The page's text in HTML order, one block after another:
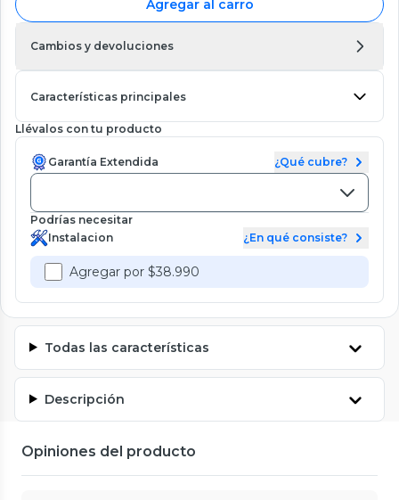
Agregar al carro
Cambios y devoluciones
Características principales
Llévalos con tu producto
Garantía Extendida ¿Qué cubre?
Podrías necesitar
Instalacion
¿En qué consiste?
Agregar por $38.990
Todas las características
Descripción
Opiniones del producto